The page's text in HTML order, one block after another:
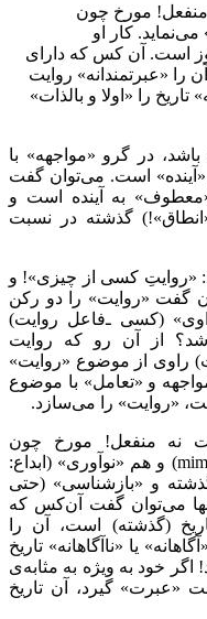
منفعل! مورخ چون
کار او
است. آن کس که دارای
را «عبرتمندانه» روایت
تاریخ را «اولا و بالذات»
باشد، در گرو «مواجهه» با
است. می‌توان گفت
به آینده است و
گذشته در نسبت
«روایتِ کسی از چیزی»! و
گفت «روایت» را دو رکن
(کسی ـ‌فاعل روایت)
از آن رو که روایت
راوی از موضوع «روایت»
و «تعامل» با موضوع
«روایت» را می‌سازد.
نه منفعل! مورخ چون
) و هم «نوآوری» (ابداع:
و «بازشناسی» (حتی
می‌توان گفت آن‌کس که
(گذشته) است، آن را
یا «ناآگاهانه» تاریخ
اگر خود به ویژه به مثابه‌ی
«عبرت» گیرد، آن تاریخ